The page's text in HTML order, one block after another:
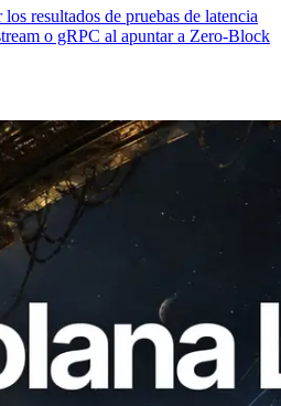
resultados de pruebas de latencia
o gRPC al apuntar a Zero-Block